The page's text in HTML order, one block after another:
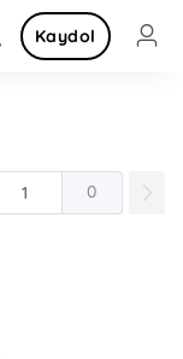
Kaydol
0